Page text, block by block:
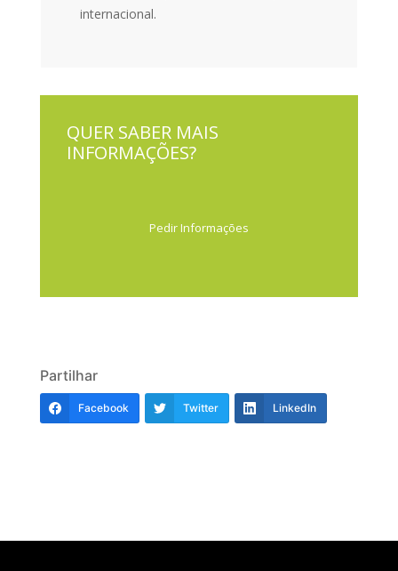
internacional.
QUER SABER MAIS
INFORMAÇÕES?
Pedir Informações
Partilhar
Facebook Twitter LinkedIn